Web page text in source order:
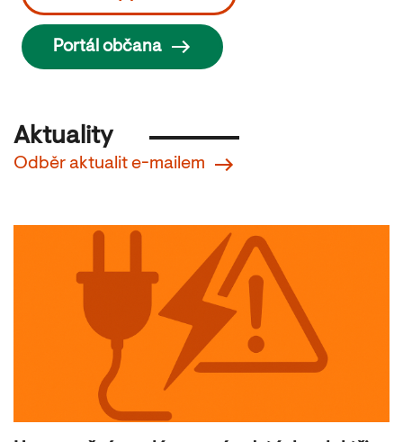
Portál občana
Aktuality
Odběr aktualit e-mailem